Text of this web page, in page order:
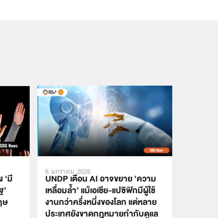
‘มี
ษ
6 มกราคม 2026
UNDP เตือน AI อาจขยาย ‘ความ
เหลื่อมล้ำ’ แม้เอเชีย-แปซิฟิกมีผู้ใช้
งานกว่าครึ่งหนึ่งของโลก แต่หลาย
ประเทศยังขาดกฎหมายกำกับดูแล